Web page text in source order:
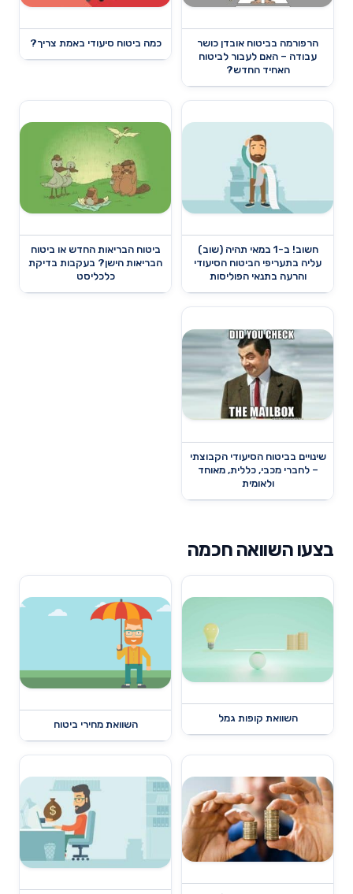
הרפורמה בביטוח אובדן כושר
עבודה – האם לעבור לביטוח
האחיד החדש?
כמה ביטוח סיעודי באמת צריך?
חשוב! ב-1 במאי תהיה (שוב)
עליה בתעריפי הביטוח הסיעודי
והרעה בתנאי הפוליסות
ביטוח הבריאות החדש או ביטוח
הבריאות הישן? בעקבות בדיקת
כלכליסט
שינויים בביטוח הסיעודי הקבוצתי
– לחברי מכבי, כללית, מאוחד
ולאומית
בצעו השוואה חכמה
השוואת קופות גמל
השוואת מחירי ביטוח